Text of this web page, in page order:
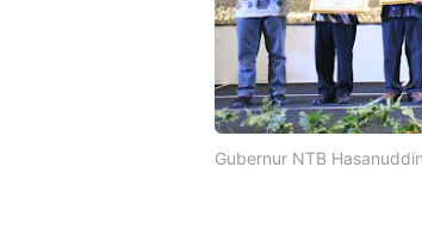
Gubernur NTB